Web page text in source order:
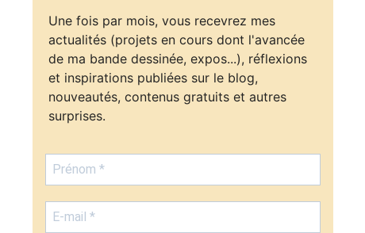
Une fois par mois, vous recevrez mes
actualités (projets en cours dont l'avancée
de ma bande dessinée, expos...), réflexions
et inspirations publiées sur le blog,
nouveautés, contenus gratuits et autres
surprises.